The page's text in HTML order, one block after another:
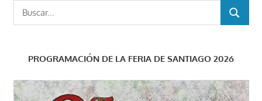
Buscar:
BUSCAR
PROGRAMACIÓN DE LA FERIA DE SANTIAGO 2026